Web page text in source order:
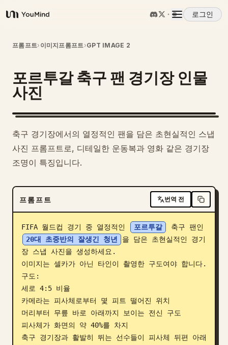
YouMind
로그인
개요
사용 사례
스킬
프롬프트
다운로드
블로그
업데이트
프롬프트› 이미지프롬프트›GPT IMAGE 2
포르투갈 축구 팬 경기장 인물
사진
축구 경기장에서의 열정적인 팬을 담은 초현실적인 스냅
사진 프롬프트로, 디테일한 운동복과 영화 같은 경기장
조명이 특징입니다.
프롬프트 번역 전
FIFA 월드컵 경기 중 열정적인 포르투갈
20대 초중반의 잘생긴 청년
을 담은 초현실적인 경기
장 스냅 사진을 생성하세요.
이미지는 셀카가 아닌 타인이 촬영한 구도여야 합니다.
구도:
세로 4:5 비율
카메라는 피사체로부터 몇 피트 떨어진 위치
머리부터 무릎 바로 아래까지 보이는 전신 구도
피사체가 화면의 약 40%를 차지
축구 경기장과 활발히 뛰는 선수들이 피사체 뒤편 아래